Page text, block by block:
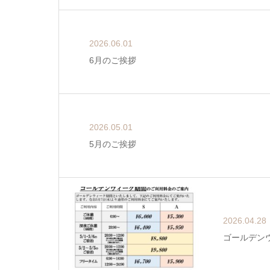
2026.06.01
6月のご挨拶
2026.05.01
5月のご挨拶
2026.04.28
ゴールデン